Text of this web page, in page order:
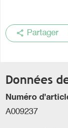
share Partager
Données
Numéro
A009237